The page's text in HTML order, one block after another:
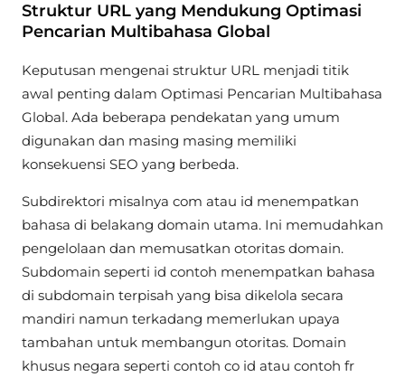
Struktur URL yang Mendukung Optimasi
Pencarian Multibahasa Global
Keputusan mengenai struktur URL menjadi titik
awal penting dalam Optimasi Pencarian Multibahasa
Global. Ada beberapa pendekatan yang umum
digunakan dan masing masing memiliki
konsekuensi SEO yang berbeda.
Subdirektori misalnya com atau id menempatkan
bahasa di belakang domain utama. Ini memudahkan
pengelolaan dan memusatkan otoritas domain.
Subdomain seperti id contoh menempatkan bahasa
di subdomain terpisah yang bisa dikelola secara
mandiri namun terkadang memerlukan upaya
tambahan untuk membangun otoritas. Domain
khusus negara seperti contoh co id atau contoh fr